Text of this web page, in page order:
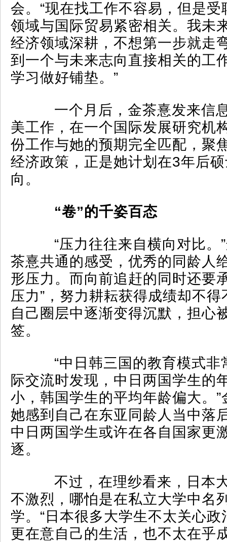
会。“现在找工作不容易，但是
领域与国际贸易紧密相关。我未
经济领域深耕，不想第一步就走
到一个与未来志向直接相关的工
学习做好铺垫。”
一个月后，金茶憙发来信息
美工作，在一个国际发展研究机
份工作与她的预期完全匹配，聚
经济政策，正是她计划在3年后
向。
“卷”的千姿百态
“压力往往来自横向对比。”
茶憙共通的感受，优秀的同龄人
形压力。而向前追赶的同时还要
压力”，努力耕耘获得成绩却不
自己圈层中逐渐变得沉默，担心
签。
“中日韩三国的教育模式非
际交流时发现，中日两国学生的
小，韩国学生的平均年龄偏大。
她感到自己在东亚同龄人当中落
中日两国学生或许在各自国家更
逐。
不过，在理纱看来，日本
不激烈，哪怕是在私立大学中名
学。“日本很多大学生不太关心
更在意自己的生活，也不太在乎